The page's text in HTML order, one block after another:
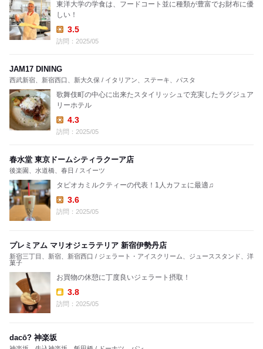
東洋大学の学食は、フードコート並に種類が豊富でお財布に優
しい！
Lunch:
3.5
訪問：2025/05
JAM17 DINING
西武新宿、新宿西口、新大久保 / イタリアン、ステーキ、パスタ
歌舞伎町の中心に出来たスタイリッシュで充実したラグジュア
リーホテル
Lunch:
4.3
訪問：2025/05
春水堂 東京ドームシティラクーア店
後楽園、水道橋、春日 / スイーツ
タピオカミルクティーの代表！1人カフェに最適♫
Lunch:
3.6
訪問：2025/05
プレミアム マリオジェラテリア 新宿伊勢丹店
新宿三丁目、新宿、新宿西口 / ジェラート・アイスクリーム、ジューススタンド、洋
菓子
お買物の休憩に丁度良いジェラート摂取！
Takeout:
3.8
訪問：2025/05
dacō? 神楽坂